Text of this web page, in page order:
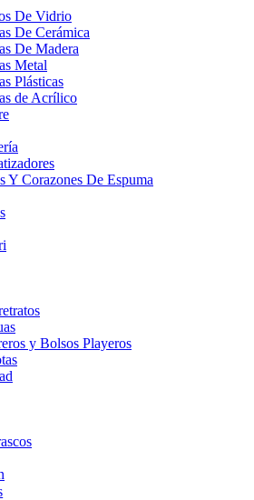
De Vidrio
De Cerámica
De Madera
Metal
Plásticas
de Acrílico
Y Corazones De Espuma
y Bolsos Playeros